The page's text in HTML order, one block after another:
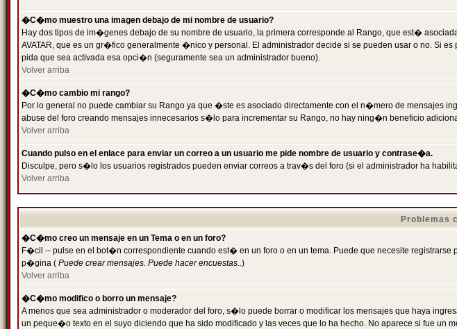
�C�mo muestro una imagen debajo de mi nombre de usuario?
Hay dos tipos de im�genes debajo de su nombre de usuario, la primera corresponde al Rango, que est�
AVATAR, que es un gr�fico generalmente �nico y personal. El administrador decide si se pueden usar o no. Si
pida que sea activada esa opci�n (seguramente sea un administrador bueno).
Volver arriba
�C�mo cambio mi rango?
Por lo general no puede cambiar su Rango ya que �ste es asociado directamente con el n�mero de mensajes
abuse del foro creando mensajes innecesarios s�lo para incrementar su Rango, no hay ning�n beneficio
Volver arriba
Cuando pulso en el enlace para enviar un correo a un usuario me pide nombre de usuario y contrase�a.
Disculpe, pero s�lo los usuarios registrados pueden enviar correos a trav�s del foro (si el administrador ha
Volver arriba
Problemas
�C�mo creo un mensaje en un Tema o en un foro?
F�cil -- pulse en el bot�n correspondiente cuando est� en un foro o en un tema. Puede que necesite
p�gina ( Puede crear mensajes. Puede hacer encuestas..)
Volver arriba
�C�mo modifico o borro un mensaje?
A menos que sea administrador o moderador del foro, s�lo puede borrar o modificar los mensajes que haya
un peque�o texto en el suyo diciendo que ha sido modificado y las veces que lo ha hecho. No aparece si fue